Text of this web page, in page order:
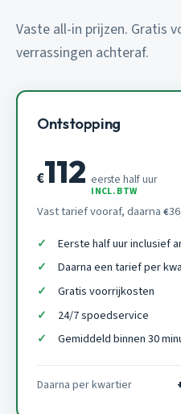
Vaste all-in prijzen. Gratis
verrassingen achteraf.
Ontstopping
€112 eerste half uur
INCL. BTW
Vast tarief vooraf, daarna €
Eerste half uur inclusief
Daarna een tarief per
Gratis voorrijkosten
24/7 spoedservice
Gemiddeld binnen 30
Daarna per kwartier